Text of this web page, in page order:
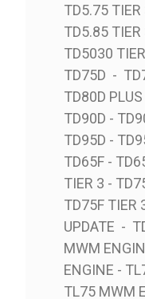
TD5.75
TD5.85
TD5030
TD75D -
TD80D
TD90D -
TD95D -
TD65F -
TIER 3 -
TD75F
UPDATE -
MWM
ENGINE -
TL75 MWM